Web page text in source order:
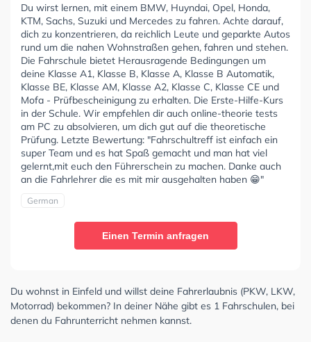
Du wirst lernen, mit einem BMW, Huyndai, Opel, Honda,
KTM, Sachs, Suzuki und Mercedes zu fahren. Achte darauf,
dich zu konzentrieren, da reichlich Leute und geparkte Autos
rund um die nahen Wohnstraßen gehen, fahren und stehen.
Die Fahrschule bietet Herausragende Bedingungen um
deine Klasse A1, Klasse B, Klasse A, Klasse B Automatik,
Klasse BE, Klasse AM, Klasse A2, Klasse C, Klasse CE und
Mofa - Prüfbescheinigung zu erhalten. Die Erste-Hilfe-Kurs
in der Schule. Wir empfehlen dir auch online-theorie tests
am PC zu absolvieren, um dich gut auf die theoretische
Prüfung. Letzte Bewertung: "Fahrschultreff ist einfach ein
super Team und es hat Spaß gemacht und man hat viel
gelernt,mit euch den Führerschein zu machen. Danke auch
an die Fahrlehrer die es mit mir ausgehalten haben 😁"
German
Einen Termin anfragen
Du wohnst in Einfeld und willst deine Fahrerlaubnis (PKW, LKW,
Motorrad) bekommen? In deiner Nähe gibt es 1 Fahrschulen, bei
denen du Fahrunterricht nehmen kannst.